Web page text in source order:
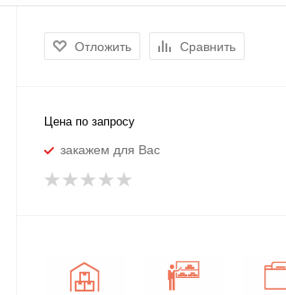
Отложить Сравнить
Цена по запросу
закажем для Вас